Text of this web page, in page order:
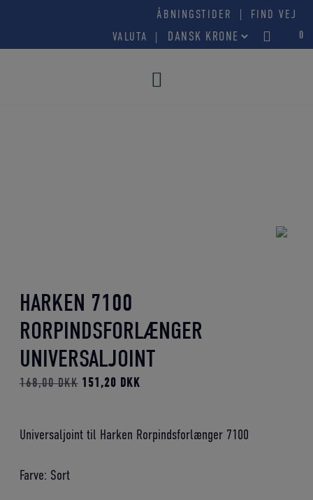
indholdet
ÅBNINGSTIDER |
FIND VEJ
VALUTA
0
HARKEN 7100
RORPINDSFORLÆNGER
UNIVERSALJOINT
168,00DKK Den
151,20 DKKDen
Universaljoint til Harken Rorpindsforlænger 7100
Farve: Sort